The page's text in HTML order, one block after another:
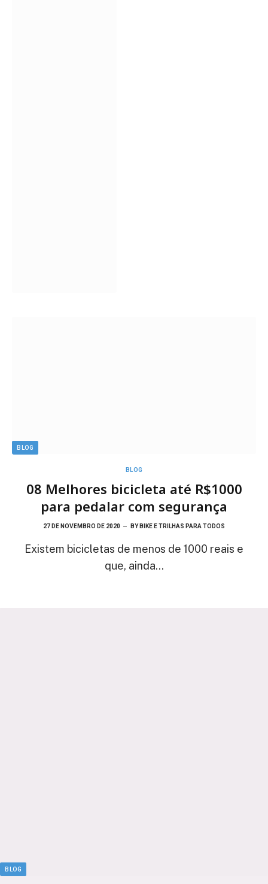
BLOG
BLOG
08 Melhores bicicleta até R$1000
para pedalar com segurança
27 DE NOVEMBRO DE 2020 BY BIKE E TRILHAS PARA TODOS
Existem bicicletas de menos de 1000 reais e
que, ainda…
BLOG